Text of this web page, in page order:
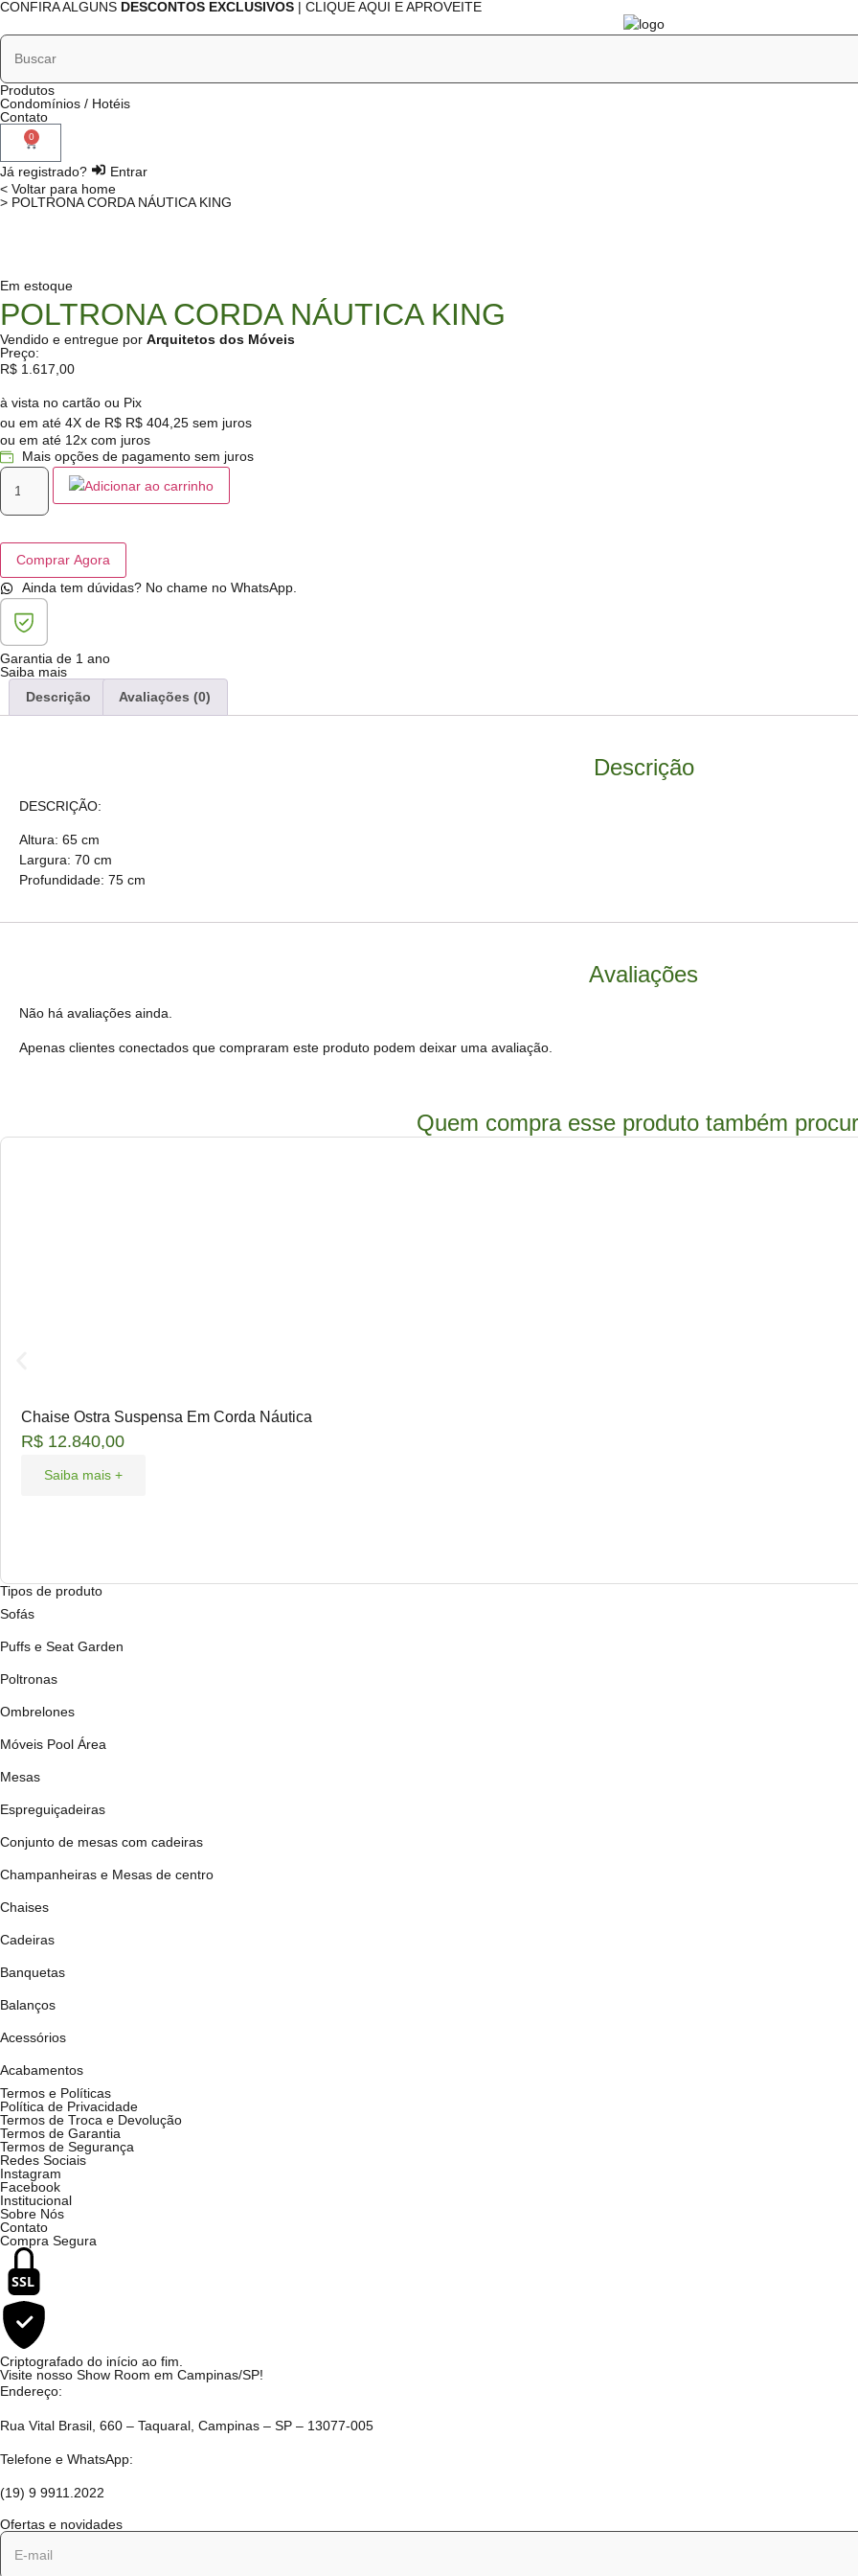
CONFIRA ALGUNS DESCONTOS EXCLUSIVOS | CLIQUE AQUI E APROVEITE
Produtos
Condomínios / Hotéis
Contato
0
Já registrado?
Entrar
< Voltar para home
> POLTRONA CORDA NÁUTICA KING
Em estoque
POLTRONA CORDA NÁUTICA KING
Vendido e entregue por Arquitetos dos Móveis
Preço:
R$ 1.617,00
à vista no cartão ou Pix
ou em até 4X de R$ R$ 404,25 sem juros
ou em até 12x com juros
Mais opções de pagamento sem juros
Adicionar ao carrinho
Comprar Agora
Ainda tem dúvidas? No chame no WhatsApp.
Garantia de 1 ano
Saiba mais
Descrição
Avaliações (0)
Descrição
DESCRIÇÃO:
Altura: 65 cm
Largura: 70 cm
Profundidade: 75 cm
Avaliações
Não há avaliações ainda.
Apenas clientes conectados que compraram este produto podem deixar uma avaliação.
Quem compra esse produto também
Chaise Ostra Suspensa Em Corda Náutica
R$ 12.840,00
Saiba mais +
Tipos de produto
Sofás
Puffs e Seat Garden
Poltronas
Ombrelones
Móveis Pool Área
Mesas
Espreguiçadeiras
Conjunto de mesas com cadeiras
Champanheiras e Mesas de centro
Chaises
Cadeiras
Banquetas
Balanços
Acessórios
Acabamentos
Termos e Políticas
Política de Privacidade
Termos de Troca e Devolução
Termos de Garantia
Termos de Segurança
Redes Sociais
Instagram
Facebook
Institucional
Sobre Nós
Contato
Compra Segura
SSL
Criptografado do início ao fim.
Visite nosso Show Room em Campinas/SP!
Endereço:
Rua Vital Brasil, 660 – Taquaral, Campinas – SP – 13077-005
Telefone e WhatsApp:
(19) 9 9911.2022
Ofertas e novidades